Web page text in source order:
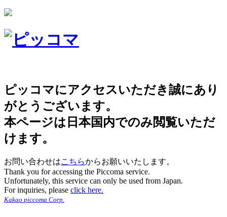
ピッコマにアクセスいただき誠にあり
がとうございます。
本ページは日本国内でのみ閲覧いただ
けます。
お問い合わせはこちらからお願いいたします。
Thank you for accessing the Piccoma service.
Unfortunately, this service can only be used from Japan.
For inquiries, please click here.
Kakao piccoma Corp.